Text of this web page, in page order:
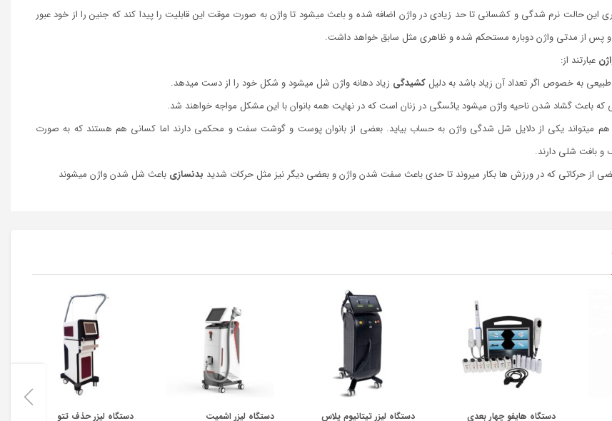
این حالت نرم شدگی و کشسانی تا حد زیادی در واژن اضافه شده و باعث می­شود تا واژن به صورت موقت این قابلیت را پیدا کند که جنین را از خود عبور
و پس از مدتی واژن دوباره مستحکم شده و ظاهری مثل سابق خواهد داشت.
عبارتند از:
طبیعی به خصوص اگر تعداد آن زیاد باشد به دلیلکشیدگی زیاد دهانه واژن شل می­شود و شکل خود را از دست می­دهد.
که باعث گشاد شدن ناحیه واژن می­شود یائسگی در زنان است که در نهایت همه بانوان با این مشکل مواجه خواهند شد.
می­تواند یکی از دلایل شل شدگی واژن به حساب بیاید. بعضی از بانوان پوست و گوشت سفت و محکمی دارند اما کسانی هم هستند که به صورت
و بافت شلی دارند.
از حرکاتی که در ورزش ­ها بکار می­روند تا حدی باعث سفت شدن واژن و بعضی دیگر نیز مثل حرکات شدید بدنسازی باعث شل شدن واژن میشوند
دستگاه هایفو چهار بعدی
دستگاه لیزر تیتانیوم پلاس دستگاه لیزر اشمیت
دستگاه لیزر حذف تتو